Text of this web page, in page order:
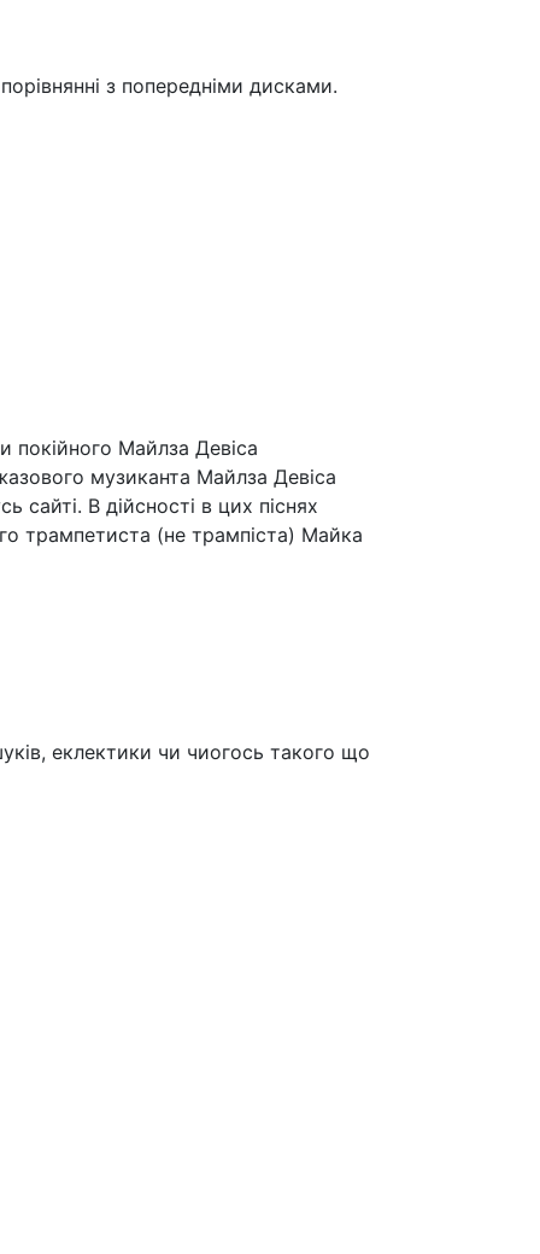
з попередніми дисками.
покійного Майлза Девіса
музиканта Майлза Девіса
В дійсності в цих піснях
трампетиста (не трампіста) Майка
еклектики чи чиогось такого що